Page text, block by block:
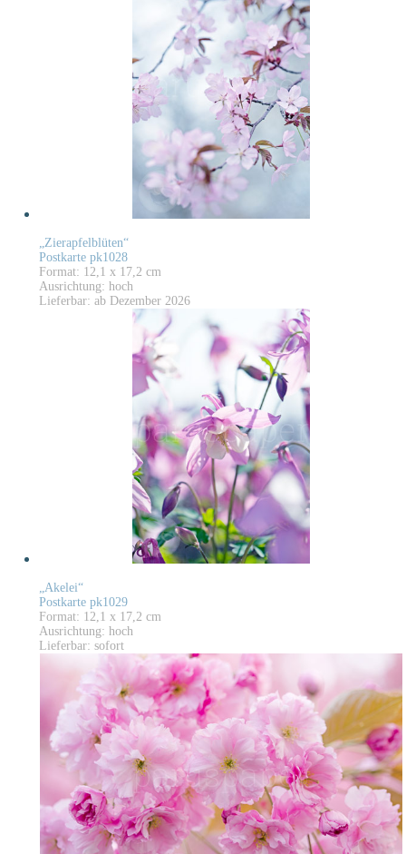
„Zierapfelblüten“
Postkarte pk1028
Format: 12,1 x 17,2 cm
Ausrichtung: hoch
Lieferbar: ab Dezember 2026
„Akelei“
Postkarte pk1029
Format: 12,1 x 17,2 cm
Ausrichtung: hoch
Lieferbar: sofort